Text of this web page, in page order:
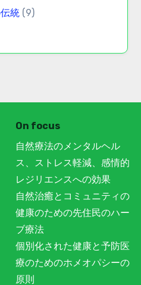
統 (9)
On focus
自然療法のメンタルヘル
ス、ストレス軽減、感情的
レジリエンスへの効果
自然治癒とコミュニティの
健康のための先住民のハー
ブ療法
個別化された健康と予防医
療のためのホメオパシーの
原則